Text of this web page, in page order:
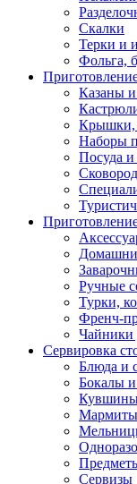
Скалки
Терки и
Фольга,
Казаны
Крышки,
Наборы
Посуда
Ручные
Турки,
Френч-
Чайники
Сервировка
Блюда и
Бокалы
Сервизы